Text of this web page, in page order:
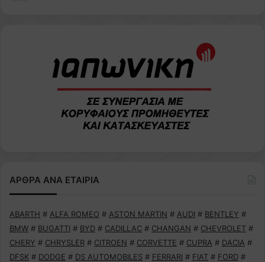
ΑΡΘΡΑ ΑΝΑ ΕΤΑΙΡΙΑ
ABARTH # ALFA ROMEO # ASTON MARTIN # AUDI # BENTLEY #
BMW # BUGATTI # BYD # CADILLAC # CHANGAN # CHEVROLET #
CHERY # CHRYSLER # CITROEN # CORVETTE # CUPRA # DACIA #
DFSK # DODGE # DS AUTOMOBILES # FERRARI # FIAT # FORD #